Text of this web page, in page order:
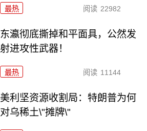
最热 阅读 22982
东瀛彻底撕掉和平面具，公然发
射进攻性武器！
最热 阅读 11144
美利坚资源收割局：特朗普为何
对乌稀土\"摊牌\"